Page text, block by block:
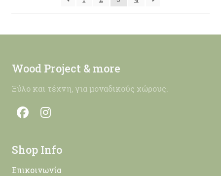
Wood Project & more
Ξύλο και τέχνη, για μοναδικούς χώρους.
Shop Info
Επικοινωνία